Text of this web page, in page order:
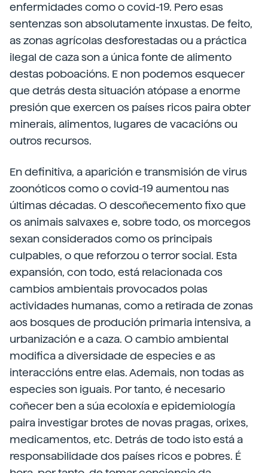
enfermidades como o covid-19. Pero esas
sentenzas son absolutamente inxustas. De feito,
as zonas agrícolas desforestadas ou a práctica
ilegal de caza son a única fonte de alimento
destas poboacións. E non podemos esquecer
que detrás desta situación atópase a enorme
presión que exercen os países ricos paira obter
minerais, alimentos, lugares de vacacións ou
outros recursos.
En definitiva, a aparición e transmisión de virus
zoonóticos como o covid-19 aumentou nas
últimas décadas. O descoñecemento fixo que
os animais salvaxes e, sobre todo, os morcegos
sexan considerados como os principais
culpables, o que reforzou o terror social. Esta
expansión, con todo, está relacionada cos
cambios ambientais provocados polas
actividades humanas, como a retirada de zonas
aos bosques de produción primaria intensiva, a
urbanización e a caza. O cambio ambiental
modifica a diversidade de especies e as
interaccións entre elas. Ademais, non todas as
especies son iguais. Por tanto, é necesario
coñecer ben a súa ecoloxía e epidemiología
paira investigar brotes de novas pragas, orixes,
medicamentos, etc. Detrás de todo isto está a
responsabilidade dos países ricos e pobres. É